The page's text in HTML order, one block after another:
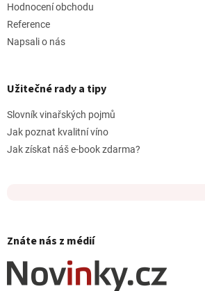
Hodnocení obchodu
Reference
Napsali o nás
Užitečné rady a tipy
Slovník vinařských pojmů
Jak poznat kvalitní víno
Jak získat náš e-book zdarma?
Znáte nás z médií